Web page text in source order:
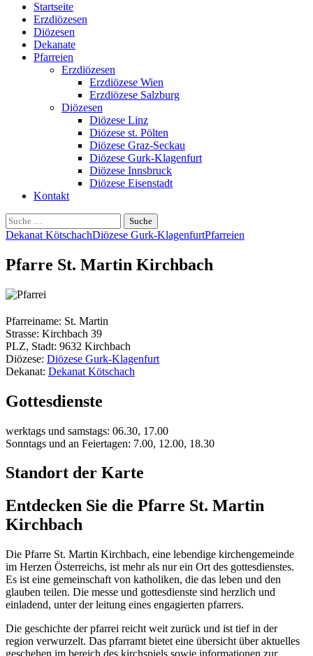
Startseite
Erzdiözesen
Diözesen
Dekanate
Pfarreien
Erzdiözesen
Erzdiözese Wien
Erzdiözese Salzburg
Diözesen
Diözese Linz
Diözese st. Pölten
Diözese Graz-Seckau
Diözese Gurk-Klagenfurt
Diözese Innsbruck
Diözese Eisenstadt
Kontakt
Suche
nach:
Dekanat KötschachDiözese Gurk-KlagenfurtPfarreien
Pfarre St. Martin Kirchbach
Pfarreiname: St. Martin
Strasse: Kirchbach 39
PLZ, Stadt: 9632 Kirchbach
Diözese: Diözese Gurk-Klagenfurt
Dekanat: Dekanat Kötschach
Gottesdienste
werktags und samstags: 06.30, 17.00
Sonntags und an Feiertagen: 7.00, 12.00, 18.30
Standort der Karte
Entdecken Sie die Pfarre St. Martin
Kirchbach
Die Pfarre St. Martin Kirchbach, eine lebendige kirchengemeinde
im Herzen Österreichs, ist mehr als nur ein Ort des gottesdienstes.
Es ist eine gemeinschaft von katholiken, die das leben und den
glauben teilen. Die messe und gottesdienste sind herzlich und
einladend, unter der leitung eines engagierten pfarrers.
Die geschichte der pfarrei reicht weit zurück und ist tief in der
region verwurzelt. Das pfarramt bietet eine übersicht über aktuelles